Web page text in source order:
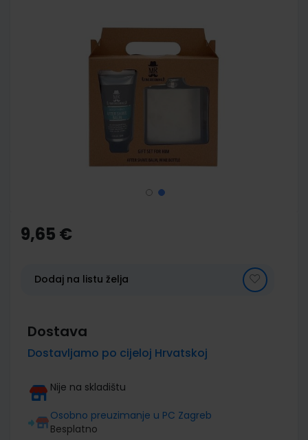
the
beginning
gallery
9,65 €
Dodaj na listu želja
Dostava
Dostavljamo po cijeloj Hrvatskoj
Nije na skladištu
Osobno preuzimanje u PC Zagreb
Besplatno